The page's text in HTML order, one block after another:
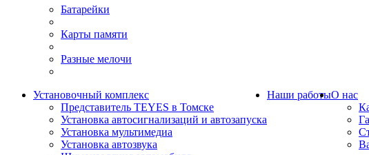
Батарейки
Карты памяти
Разные мелочи
Установочный комплекс
Представитель TEYES в Томске
Установка автосигнализаций и автозапуска
Установка мультимедиа
Установка автозвука
Наши работыО нас